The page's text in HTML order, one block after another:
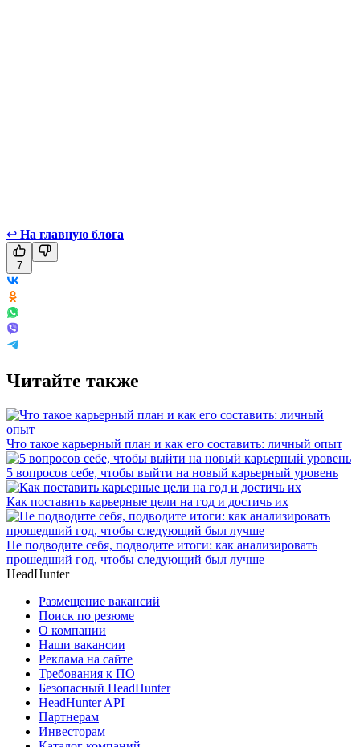
↩ На главную блога
7
Читайте также
Что такое карьерный план и как его составить: личный опыт
5 вопросов себе, чтобы выйти на новый карьерный уровень
Как поставить карьерные цели на год и достичь их
Не подводите себя, подводите итоги: как анализировать
прошедший год, чтобы следующий был лучше
HeadHunter
Размещение вакансий
Поиск по резюме
О компании
Наши вакансии
Реклама на сайте
Требования к ПО
Безопасный HeadHunter
HeadHunter API
Партнерам
Инвесторам